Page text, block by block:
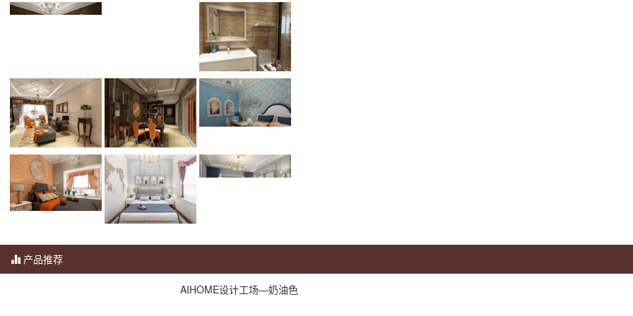
产品推荐
AIHOME设计工场—奶油色